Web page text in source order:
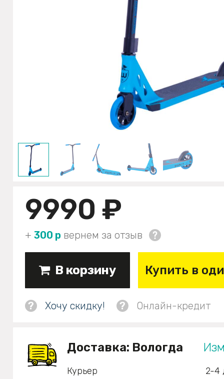
9990 ₽
+ 300 р вернем за отзыв
В корзину Купить в
? Хочу скидку! ? Онлайн-кредит
Доставка: Вологда
Курьер
2-4